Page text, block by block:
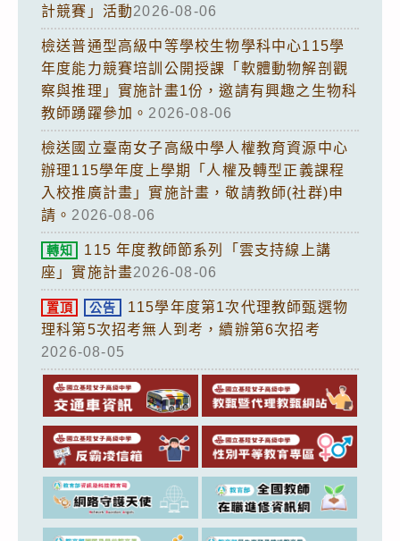
計競賽」活動2026-08-06
檢送普通型高級中等學校生物學科中心115學
年度能力競賽培訓公開授課「軟體動物解剖觀
察與推理」實施計畫1份，邀請有興趣之生物科
教師踴躍參加。 2026-08-06
檢送國立臺南女子高級中學人權教育資源中心
辦理115學年度上學期「人權及轉型正義課程
入校推廣計畫」實施計畫，敬請教師(社群)申
請。 2026-08-06
轉知
115 年度教師節系列「雲支持線上講
座」實施計畫2026-08-06
置頂 公告
115學年度第1次代理教師甄選物
理科第5次招考無人到考，續辦第6次招考
2026-08-05